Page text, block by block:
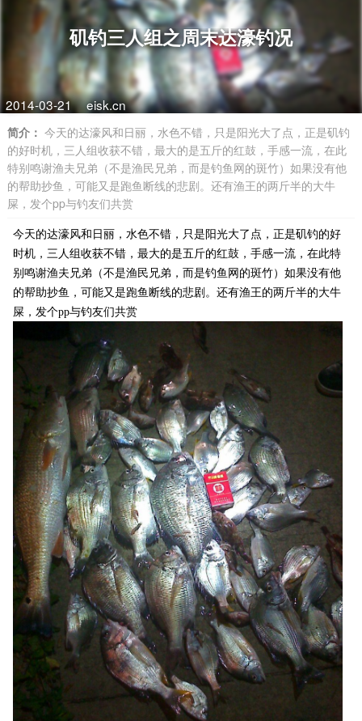
矶钓三人组之周末达濠钓况
2014-03-21 eisk.cn
简介： 今天的达濠风和日丽，水色不错，只是阳光大了点，正是矶钓
的好时机，三人组收获不错，最大的是五斤的红鼓，手感一流，在此
特别鸣谢渔夫兄弟（不是渔民兄弟，而是钓鱼网的斑竹）如果没有他
的帮助抄鱼，可能又是跑鱼断线的悲剧。还有渔王的两斤半的大牛
屎，发个pp与钓友们共赏
今天的达濠风和日丽，水色不错，只是阳光大了点，正是矶钓的好
时机，三人组收获不错，最大的是五斤的红鼓，手感一流，在此特
别鸣谢渔夫兄弟（不是渔民兄弟，而是钓鱼网的斑竹）如果没有他
的帮助抄鱼，可能又是跑鱼断线的悲剧。还有渔王的两斤半的大牛
屎，发个pp与钓友们共赏